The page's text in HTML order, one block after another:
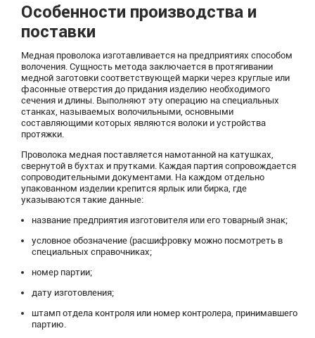
Особенности производства и
поставки
Медная проволока изготавливается на предприятиях способом
волочения. Сущность метода заключается в протягивании
медной заготовки соответствующей марки через круглые или
фасонные отверстия до придания изделию необходимого
сечения и длины. Выполняют эту операцию на специальных
станках, называемых волочильными, основными
составляющими которых являются волоки и устройства
протяжки.
Проволока медная поставляется намотанной на катушках,
свернутой в бухтах и прутками. Каждая партия сопровождается
сопроводительными документами. На каждом отдельно
упакованном изделии крепится ярлык или бирка, где
указываются такие данные:
название предприятия изготовителя или его товарный знак;
условное обозначение (расшифровку можно посмотреть в
специальных справочниках;
номер партии;
дату изготовления;
штамп отдела контроля или номер контролера, принимавшего
партию.